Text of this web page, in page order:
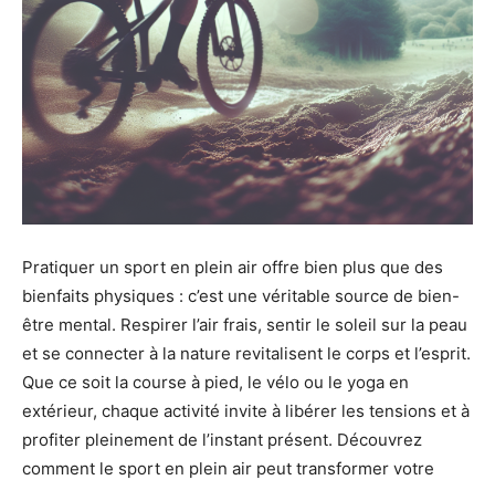
Pratiquer un sport en plein air offre bien plus que des
bienfaits physiques : c’est une véritable source de bien-
être mental. Respirer l’air frais, sentir le soleil sur la peau
et se connecter à la nature revitalisent le corps et l’esprit.
Que ce soit la course à pied, le vélo ou le yoga en
extérieur, chaque activité invite à libérer les tensions et à
profiter pleinement de l’instant présent. Découvrez
comment le sport en plein air peut transformer votre